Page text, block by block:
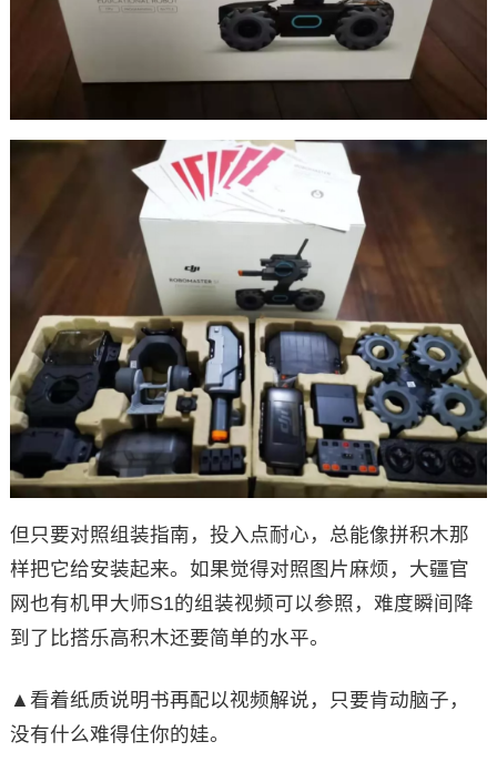
但只要对照组装指南，投入点耐心，总能像拼积木那
样把它给安装起来。如果觉得对照图片麻烦，大疆官
网也有机甲大师S1的组装视频可以参照，难度瞬间降
到了比搭乐高积木还要简单的水平。
▲看着纸质说明书再配以视频解说，只要肯动脑子，
没有什么难得住你的娃。